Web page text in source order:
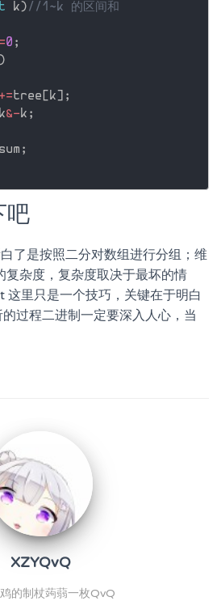
k) //1~k 的区间和
=0 ;
)
+=tree [k] ;
k&-k ;
;
吧
了是按照二分对数组进行分组；维
杂度，复杂度取决于最坏的情
里只是一个技巧，关键在于明白
过程二进制一定要深入人心，当
XZYQvQ
的制杖蒟蒻一枚QvQ